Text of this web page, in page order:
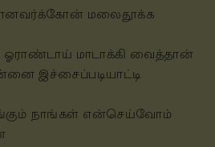
மலைதூக்க
மாடாக்கி வைத்தான்
இச்சைப்படியாட்டி
நாங்கள் என்செய்வோம்